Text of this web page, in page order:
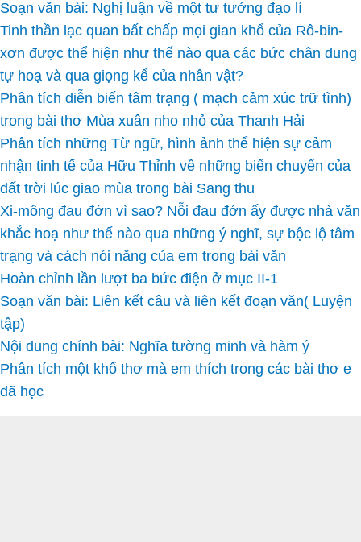
Soạn văn bài: Nghị luận về một tư tưởng đạo lí
Tinh thần lạc quan bất chấp mọi gian khổ của Rô-bin-
xơn được thể hiện như thế nào qua các bức chân dung
tự hoạ và qua giọng kể của nhân vật?
Phân tích diễn biến tâm trạng ( mạch cảm xúc trữ tình)
trong bài thơ Mùa xuân nho nhỏ của Thanh Hải
Phân tích những Từ ngữ, hình ảnh thể hiện sự cảm
nhận tinh tế của Hữu Thỉnh về những biến chuyển của
đất trời lúc giao mùa trong bài Sang thu
Xi-mông đau đớn vì sao? Nỗi đau đớn ấy được nhà văn
khắc hoạ như thế nào qua những ý nghĩ, sự bộc lộ tâm
trạng và cách nói năng của em trong bài văn
Hoàn chỉnh lần lượt ba bức điện ở mục II-1
Soạn văn bài: Liên kết câu và liên kết đoạn văn( Luyện
tập)
Nội dung chính bài: Nghĩa tường minh và hàm ý
Phân tích một khổ thơ mà em thích trong các bài thơ e
đã học